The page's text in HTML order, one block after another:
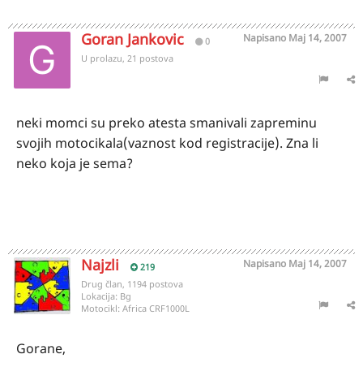
Goran Jankovic 0 Napisano Maj 14, 2007
U prolazu, 21 postova
neki momci su preko atesta smanivali zapreminu
svojih motocikala(vaznost kod registracije). Zna li
neko koja je sema?
Najzli 219 Napisano Maj 14, 2007
Drug član, 1194 postova
Lokacija: Bg
Motocikl: Africa CRF1000L
Gorane,